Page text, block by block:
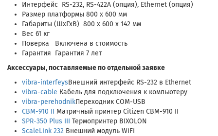
Интерфейс RS-232, RS-422A (опция), Ethernet (опция)
Размер платформы 800 х 600 мм
Габариты (ШхГхВ) 800 x 600 x 142 мм
Вес 61 кг
Поверка Включена в стоимость
Гарантия Гарантия 7 лет
Аксессуары, поставляемые по отдельной заявке
vibra-interfeysВнешний интерфейс RS-232 в Ethernet
vibra-cable Кабель для подключения к компьютеру
vibra-perehodnikПереходник COM-USB
CBM-910 II Матричный принтер Citizen CBM-910 II
SPR-350 Plus III Термопринтер BIXOLON
ScaleLink 232 Внешний модуль WiFi